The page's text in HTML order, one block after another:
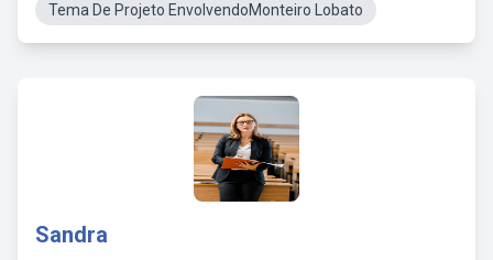
Tema De Projeto EnvolvendoMonteiro Lobato
Sandra